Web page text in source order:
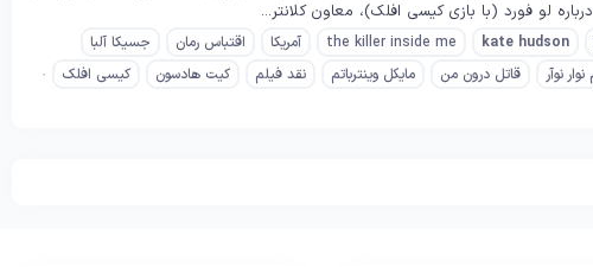
kate hudson
the killer inside me آمریکا اقتباس رمان
جسیکا آلبا
نوآر قاتل درون من مایکل وینترباتم نقد فیلم کیت هادسون کیسی افلک